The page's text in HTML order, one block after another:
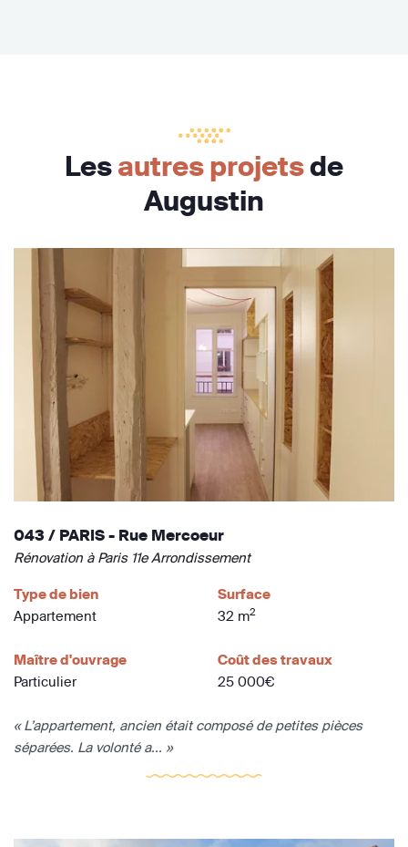
Lesautres projetsde
Augustin
043 / PARIS - Rue Mercoeur
Rénovation à Paris 11e Arrondissement
Type de bien
Appartement
Surface
32 m2
Maître d'ouvrage
Particulier
Coût des travaux
25 000€
« L’appartement, ancien était composé de petites pièces
séparées. La volonté a... »